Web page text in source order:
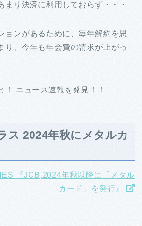
まり決済に利用しておらず・・・
ョンがあるために、毎年解約を思
り、今年も年会費の請求が上がっ
！ ニュース速報を発見！！
ス 2024年秋にメタルカ
『JCB,2024年秋以降に「メタル
カード」を発行』